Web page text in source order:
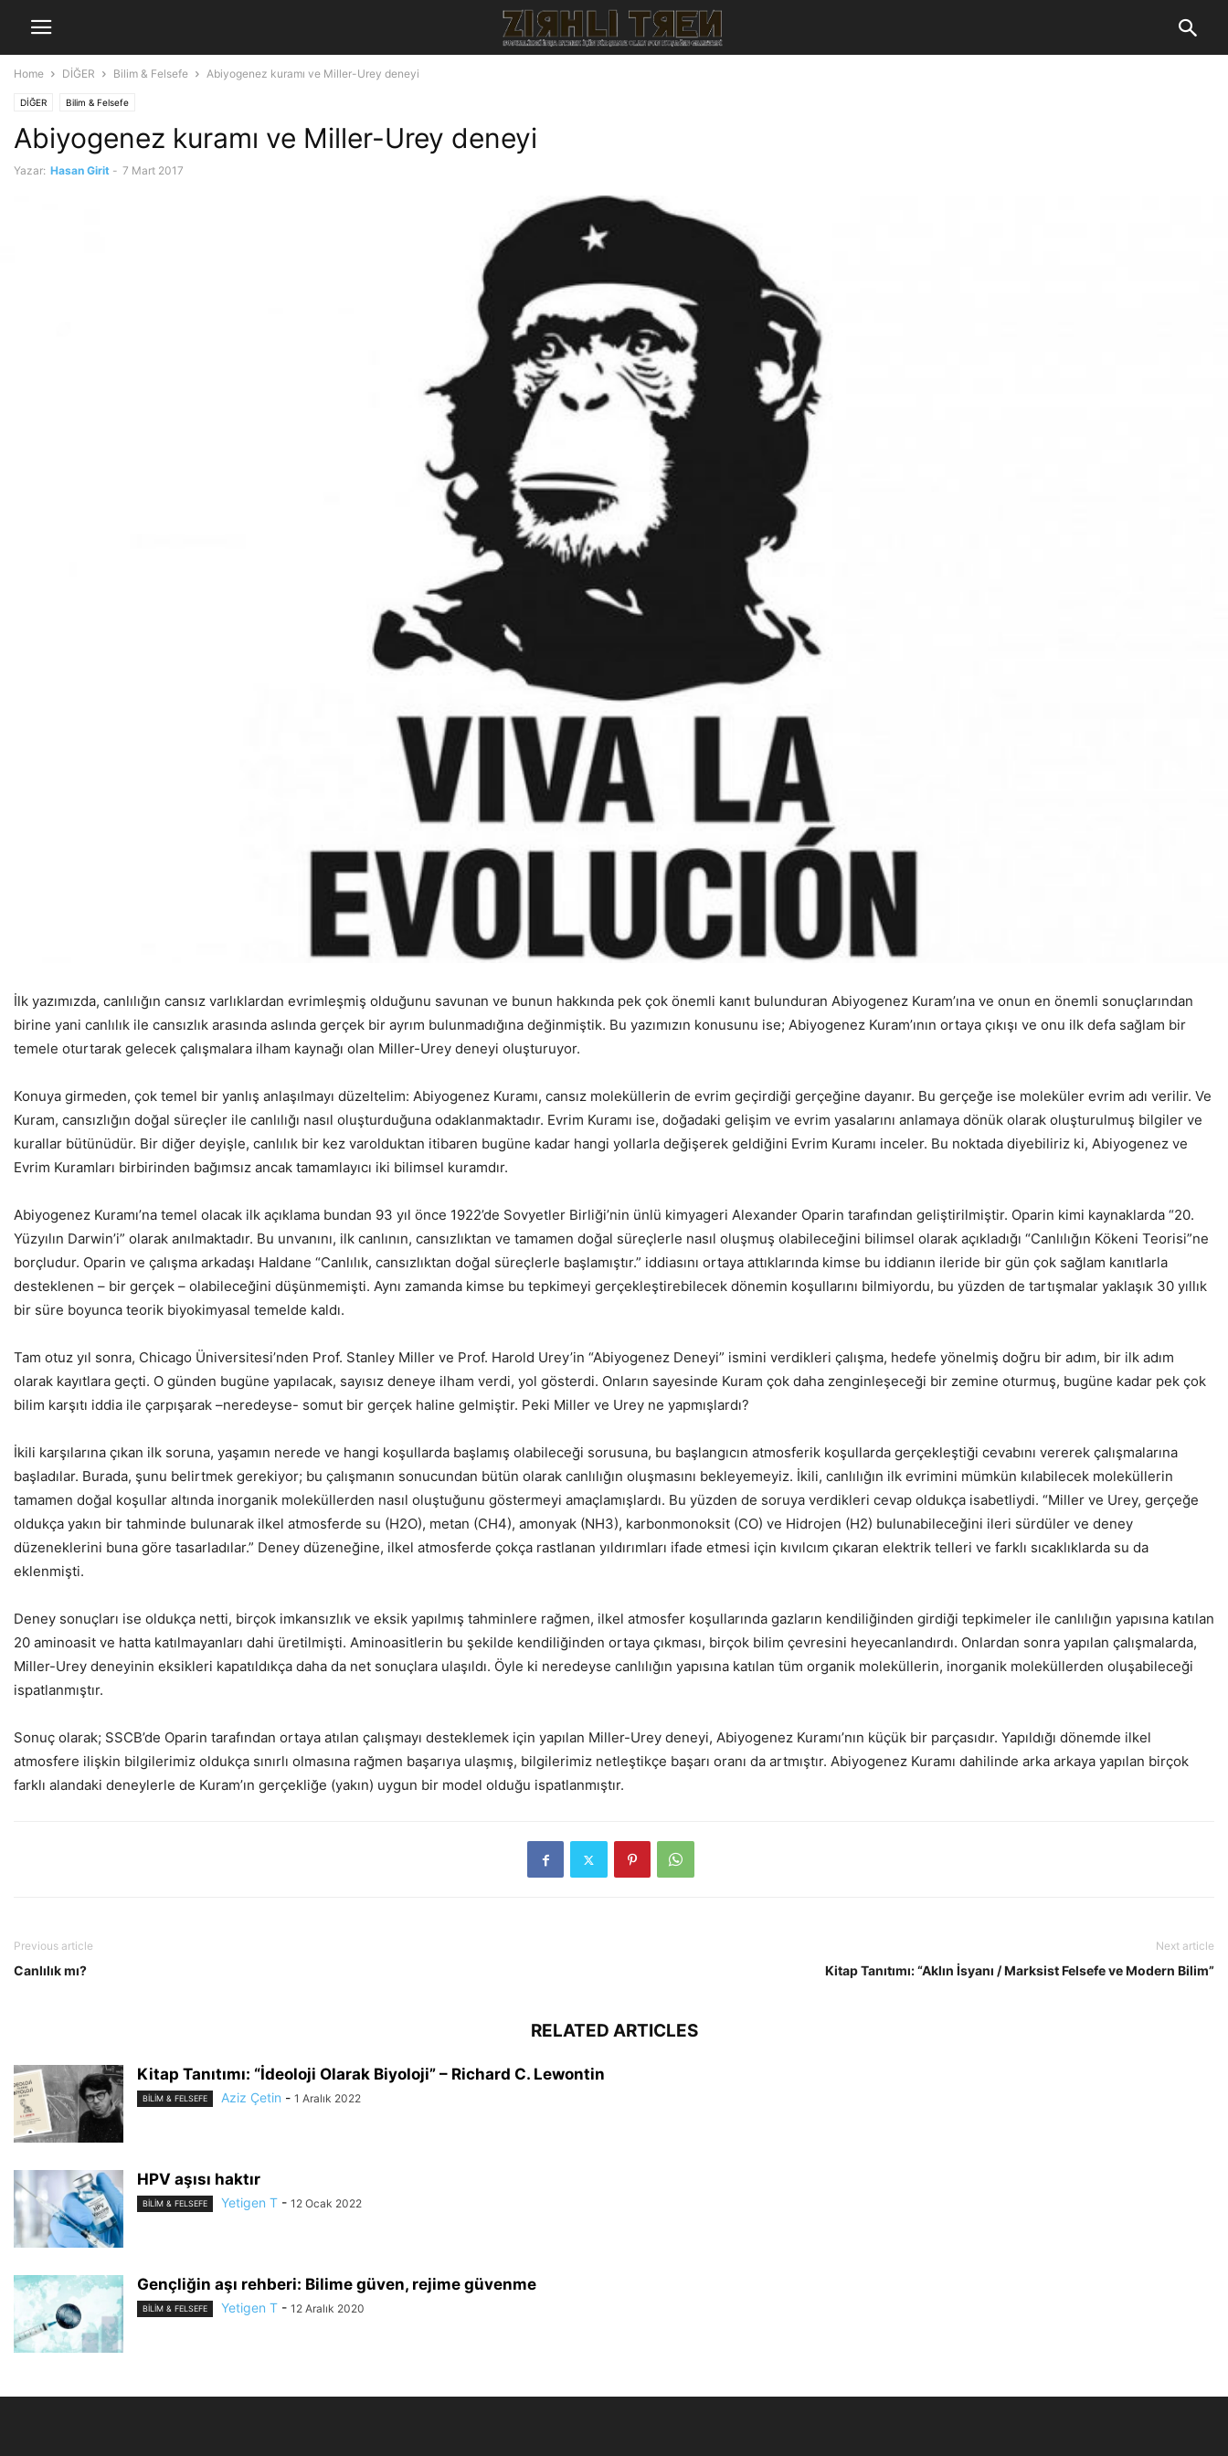
Home DİĞER Bilim & Felsefe Abiyogenez kuramı ve Miller-Urey deneyi
DİĞER Bilim & Felsefe
Abiyogenez kuramı ve Miller-Urey deneyi
Yazar: Hasan Girit - 7 Mart 2017
İlk yazımızda, canlılığın cansız varlıklardan evrimleşmiş olduğunu savunan ve bunun hakkında pek çok önemli kanıt bulunduran Abiyogenez Kuram’ına ve onun en önemli sonuçlarından
birine yani canlılık ile cansızlık arasında aslında gerçek bir ayrım bulunmadığına değinmiştik. Bu yazımızın konusunu ise; Abiyogenez Kuram’ının ortaya çıkışı ve onu ilk defa sağlam bir
temele oturtarak gelecek çalışmalara ilham kaynağı olan Miller-Urey deneyi oluşturuyor.
Konuya girmeden, çok temel bir yanlış anlaşılmayı düzeltelim: Abiyogenez Kuramı, cansız moleküllerin de evrim geçirdiği gerçeğine dayanır. Bu gerçeğe ise moleküler evrim adı verilir. Ve
Kuram, cansızlığın doğal süreçler ile canlılığı nasıl oluşturduğuna odaklanmaktadır. Evrim Kuramı ise, doğadaki gelişim ve evrim yasalarını anlamaya dönük olarak oluşturulmuş bilgiler ve
kurallar bütünüdür. Bir diğer deyişle, canlılık bir kez varolduktan itibaren bugüne kadar hangi yollarla değişerek geldiğini Evrim Kuramı inceler. Bu noktada diyebiliriz ki, Abiyogenez ve
Evrim Kuramları birbirinden bağımsız ancak tamamlayıcı iki bilimsel kuramdır.
Abiyogenez Kuramı’na temel olacak ilk açıklama bundan 93 yıl önce 1922’de Sovyetler Birliği’nin ünlü kimyageri Alexander Oparin tarafından geliştirilmiştir. Oparin kimi kaynaklarda “20.
Yüzyılın Darwin’i” olarak anılmaktadır. Bu unvanını, ilk canlının, cansızlıktan ve tamamen doğal süreçlerle nasıl oluşmuş olabileceğini bilimsel olarak açıkladığı “Canlılığın Kökeni Teorisi”ne
borçludur. Oparin ve çalışma arkadaşı Haldane “Canlılık, cansızlıktan doğal süreçlerle başlamıştır.” iddiasını ortaya attıklarında kimse bu iddianın ileride bir gün çok sağlam kanıtlarla
desteklenen – bir gerçek – olabileceğini düşünmemişti. Aynı zamanda kimse bu tepkimeyi gerçekleştirebilecek dönemin koşullarını bilmiyordu, bu yüzden de tartışmalar yaklaşık 30 yıllık
bir süre boyunca teorik biyokimyasal temelde kaldı.
Tam otuz yıl sonra, Chicago Üniversitesi’nden Prof. Stanley Miller ve Prof. Harold Urey’in “Abiyogenez Deneyi” ismini verdikleri çalışma, hedefe yönelmiş doğru bir adım, bir ilk adım
olarak kayıtlara geçti. O günden bugüne yapılacak, sayısız deneye ilham verdi, yol gösterdi. Onların sayesinde Kuram çok daha zenginleşeceği bir zemine oturmuş, bugüne kadar pek çok
bilim karşıtı iddia ile çarpışarak –neredeyse- somut bir gerçek haline gelmiştir. Peki Miller ve Urey ne yapmışlardı?
İkili karşılarına çıkan ilk soruna, yaşamın nerede ve hangi koşullarda başlamış olabileceği sorusuna, bu başlangıcın atmosferik koşullarda gerçekleştiği cevabını vererek çalışmalarına
başladılar. Burada, şunu belirtmek gerekiyor; bu çalışmanın sonucundan bütün olarak canlılığın oluşmasını bekleyemeyiz. İkili, canlılığın ilk evrimini mümkün kılabilecek moleküllerin
tamamen doğal koşullar altında inorganik moleküllerden nasıl oluştuğunu göstermeyi amaçlamışlardı. Bu yüzden de soruya verdikleri cevap oldukça isabetliydi. “Miller ve Urey, gerçeğe
oldukça yakın bir tahminde bulunarak ilkel atmosferde su (H2O), metan (CH4), amonyak (NH3), karbonmonoksit (CO) ve Hidrojen (H2) bulunabileceğini ileri sürdüler ve deney
düzeneklerini buna göre tasarladılar.” Deney düzeneğine, ilkel atmosferde çokça rastlanan yıldırımları ifade etmesi için kıvılcım çıkaran elektrik telleri ve farklı sıcaklıklarda su da
eklenmişti.
Deney sonuçları ise oldukça netti, birçok imkansızlık ve eksik yapılmış tahminlere rağmen, ilkel atmosfer koşullarında gazların kendiliğinden girdiği tepkimeler ile canlılığın yapısına katılan
20 aminoasit ve hatta katılmayanları dahi üretilmişti. Aminoasitlerin bu şekilde kendiliğinden ortaya çıkması, birçok bilim çevresini heyecanlandırdı. Onlardan sonra yapılan çalışmalarda,
Miller-Urey deneyinin eksikleri kapatıldıkça daha da net sonuçlara ulaşıldı. Öyle ki neredeyse canlılığın yapısına katılan tüm organik moleküllerin, inorganik moleküllerden oluşabileceği
ispatlanmıştır.
Sonuç olarak; SSCB’de Oparin tarafından ortaya atılan çalışmayı desteklemek için yapılan Miller-Urey deneyi, Abiyogenez Kuramı’nın küçük bir parçasıdır. Yapıldığı dönemde ilkel
atmosfere ilişkin bilgilerimiz oldukça sınırlı olmasına rağmen başarıya ulaşmış, bilgilerimiz netleştikçe başarı oranı da artmıştır. Abiyogenez Kuramı dahilinde arka arkaya yapılan birçok
farklı alandaki deneylerle de Kuram’ın gerçekliğe (yakın) uygun bir model olduğu ispatlanmıştır.
Previous article
Canlılık mı?
Next article
Kitap Tanıtımı: “Aklın İsyanı / Marksist Felsefe ve Modern Bilim”
RELATED ARTICLES
Kitap Tanıtımı: “İdeoloji Olarak Biyoloji” – Richard C. Lewontin
BILIM & FELSEFE Aziz Çetin - 1 Aralık 2022
HPV aşısı haktır
BILIM & FELSEFE Yetigen T - 12 Ocak 2022
Gençliğin aşı rehberi: Bilime güven, rejime güvenme
BILIM & FELSEFE Yetigen T - 12 Aralık 2020